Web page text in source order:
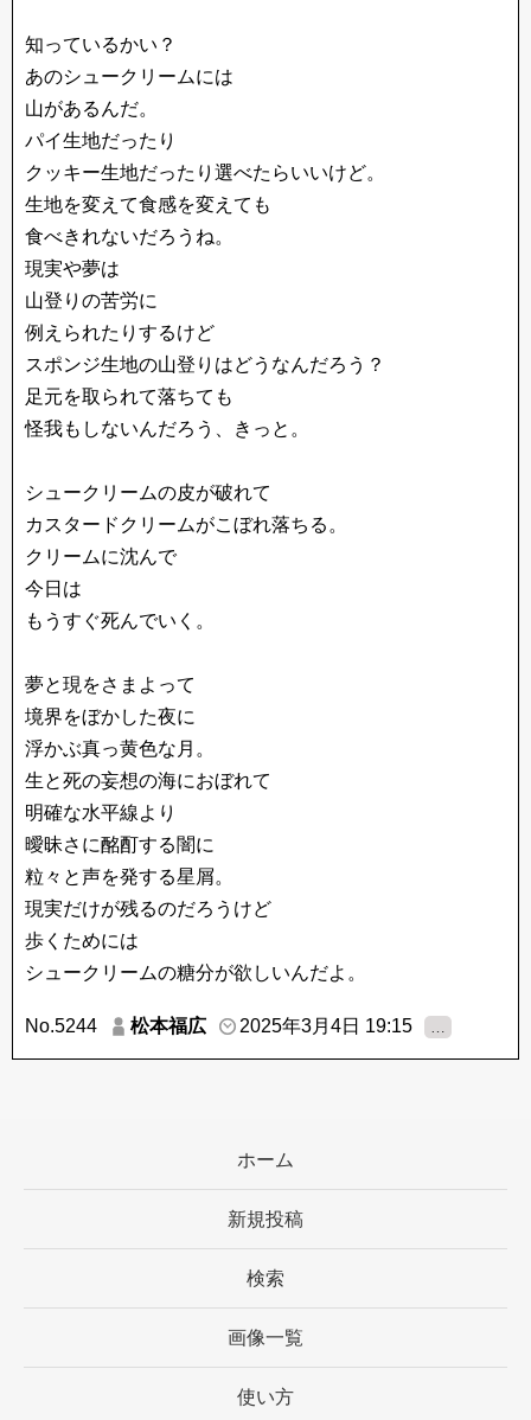
知っているかい？
あのシュークリームには
山があるんだ。
パイ生地だったり
クッキー生地だったり選べたらいいけど。
生地を変えて食感を変えても
食べきれないだろうね。
現実や夢は
山登りの苦労に
例えられたりするけど
スポンジ生地の山登りはどうなんだろう？
足元を取られて落ちても
怪我もしないんだろう、きっと。
シュークリームの皮が破れて
カスタードクリームがこぼれ落ちる。
クリームに沈んで
今日は
もうすぐ死んでいく。
夢と現をさまよって
境界をぼかした夜に
浮かぶ真っ黄色な月。
生と死の妄想の海におぼれて
明確な水平線より
曖昧さに酩酊する闇に
粒々と声を発する星屑。
現実だけが残るのだろうけど
歩くためには
シュークリームの糖分が欲しいんだよ。
No.5244 松本福広 2025年3月4日 19:15
ホーム
新規投稿
検索
画像一覧
使い方